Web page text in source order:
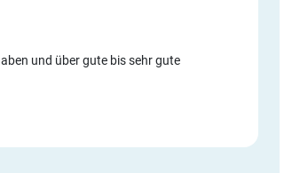
und über gute bis sehr gute